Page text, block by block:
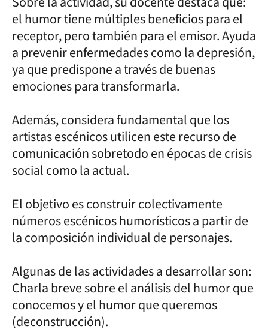
el humor tiene múltiples beneficios para el
receptor, pero también para el emisor. Ayuda
a prevenir enfermedades como la depresión,
ya que predispone a través de buenas
emociones para transformarla.
Además, considera fundamental que los
artistas escénicos utilicen este recurso de
comunicación sobretodo en épocas de crisis
social como la actual.
El objetivo es construir colectivamente
números escénicos humorísticos a partir de
la composición individual de personajes.
Algunas de las actividades a desarrollar son:
Charla breve sobre el análisis del humor que
conocemos y el humor que queremos
(deconstrucción).